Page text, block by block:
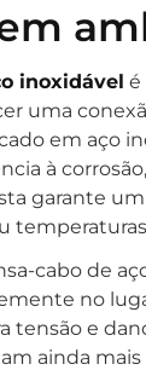
inoxidável é
uma
em aço
à
garante
cabo de
no
tensão e
ainda